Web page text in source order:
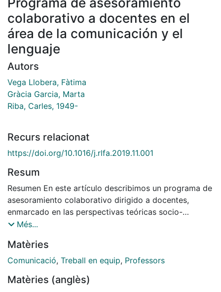
colaborativo a docentes en el
área de la comunicación y el
lenguaje
Autors
Vega Llobera, Fàtima
Gràcia Garcia, Marta
Riba, Carles, 1949-
Recurs relacionat
https://doi.org/10.1016/j.rlfa.2019.11.001
Resum
Resumen En este artículo describimos un programa de
asesoramiento colaborativo dirigido a docentes,
enmarcado en las perspectivas teóricas socio-
interactiva (Bruner, 1986) y ecofuncional
promover procesos de reflexión y crítica respecto a
las estrategias, herramientas y orientaciones que los
el aula para optimizar la manera de enfocar el trabajo
Més...
Matèries
Comunicació, Treball en equip, Professors
Matèries (anglès)